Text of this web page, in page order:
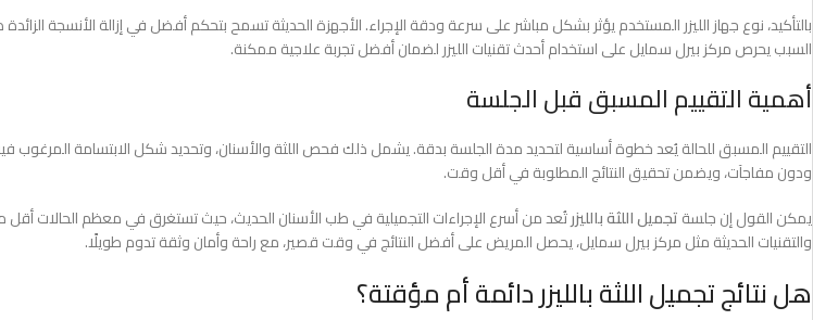
بالتأكيد، نوع جهاز الليزر المستخدم يؤثر بشكل مباشر على سرعة ودقة الإجراء. الأجهزة الحديثة تسمح بتحكم أفضل في إزالة الأنسجة
السبب يحرص مركز بيرل سمايل على استخدام أحدث تقنيات الليزر لضمان أفضل تجربة علاجية ممكنة.
أهمية التقييم المسبق قبل الجلسة
التقييم المسبق للحالة يُعد خطوة أساسية لتحديد مدة الجلسة بدقة. يشمل ذلك فحص اللثة والأسنان، وتحديد شكل الابتسامة المرغوب
ودون مفاجآت، ويضمن تحقيق النتائج المطلوبة في أقل وقت.
يمكن القول إن جلسةتجميل اللثة بالليزرتُعد من أسرع الإجراءات التجميلية في طب الأسنان الحديث، حيث تستغرق في معظم الحالات
والتقنيات الحديثة مثل مركز بيرل سمايل، يحصل المريض على أفضل النتائج في وقت قصير، مع راحة وأمان وثقة تدوم طويلًا.
هل نتائج تجميل اللثة بالليزر دائمة أم مؤقتة؟